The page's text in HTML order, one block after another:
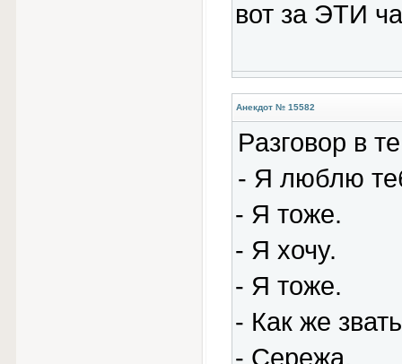
вот за ЭТИ
Анекдот № 15582
Pазговоp в
- Я люблю
- Я тожe.
- Я хочy.
- Я тожe.
- Как жe
- Cepeжа.